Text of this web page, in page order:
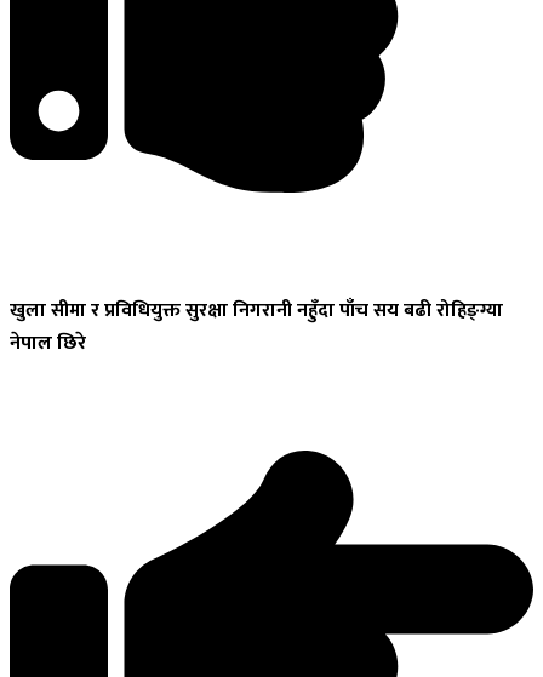
खुलासीमा र प्रविधियुक्त सुरक्षा निगरानी नहुँदा पाँच सय बढी रोहिङ्ग्या
नेपाल छिरे